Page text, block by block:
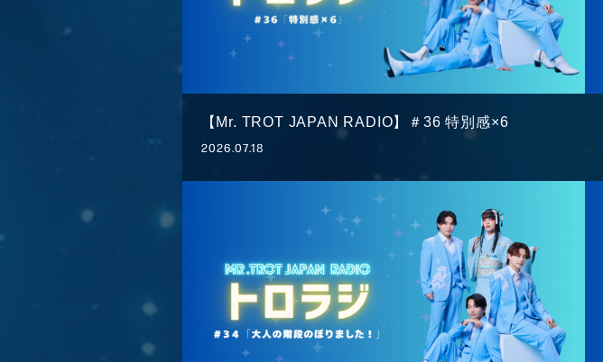
【Mr. TROT JAPAN RADIO】＃36 特別感×6
2026.07.18